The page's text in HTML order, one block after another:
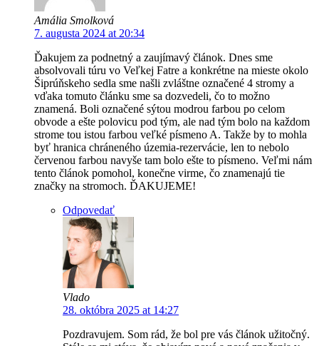
Amália Smolková
7. augusta 2024 at 20:34
Ďakujem za podnetný a zaujímavý článok. Dnes sme
absolvovali túru vo Veľkej Fatre a konkrétne na mieste okolo
Šiprúňskeho sedla sme našli zvláštne označené 4 stromy a
vďaka tomuto článku sme sa dozvedeli, čo to možno
znamená. Boli označené sýtou modrou farbou po celom
obvode a ešte polovicu pod tým, ale nad tým bolo na každom
strome tou istou farbou veľké písmeno A. Takže by to mohla
byť hranica chráneného územia-rezervácie, len to nebolo
červenou farbou navyše tam bolo ešte to písmeno. Veľmi nám
tento článok pomohol, konečne virme, čo znamenajú tie
značky na stromoch. ĎAKUJEME!
Odpovedať
Vlado
28. októbra 2025 at 14:27
Pozdravujem. Som rád, že bol pre vás článok užitočný.